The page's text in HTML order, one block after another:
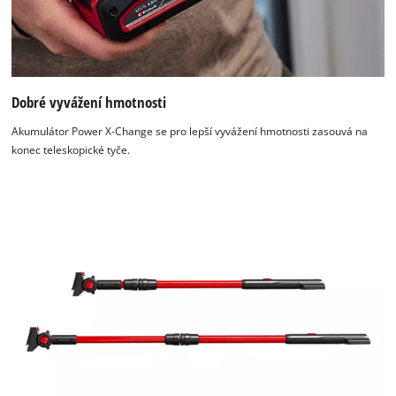
Dobré vyvážení hmotnosti
Akumulátor Power X-Change se pro lepší vyvážení hmotnosti zasouvá na
konec teleskopické tyče.